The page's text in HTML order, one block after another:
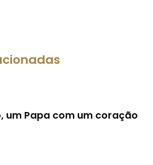
um Papa com um coração